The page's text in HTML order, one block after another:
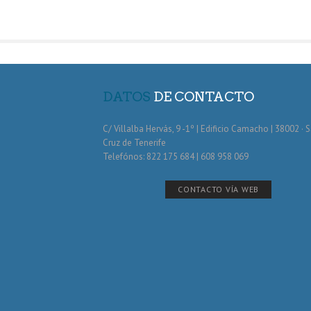
DATOS DE CONTACTO
C/ Villalba Hervás, 9 -1º | Edificio Camacho | 38002 ·
Cruz de Tenerife
Telefónos: 822 175 684 | 608 958 069
CONTACTO VÍA WEB